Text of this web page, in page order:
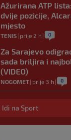
Ažurirana ATP
dvije pozicije,
mjesto
TENIS| prije 2 h | 0
Za Sarajevo
sada briljira i
(VIDEO)
NOGOMET| prije 3 h | 0
Danas počinje
atletici: Mesud
Idi na Sport